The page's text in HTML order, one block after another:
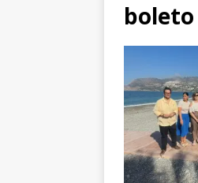
boleto